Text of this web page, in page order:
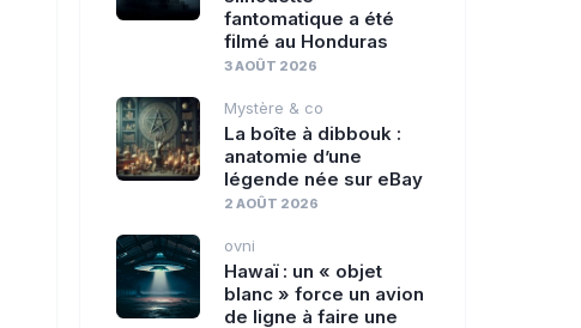
fantomatique a été
filmé au Honduras
3 AOÛT 2026
Mystère & co
La boîte à dibbouk :
anatomie d’une
légende née sur eBay
2 AOÛT 2026
ovni
Hawaï : un « objet
blanc » force un avion
de ligne à faire une